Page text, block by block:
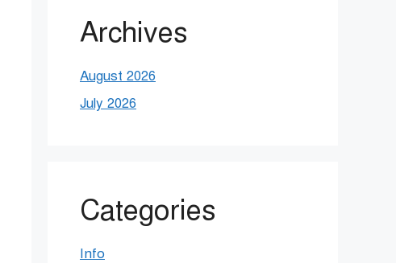
Archives
August 2026
July 2026
Categories
Info